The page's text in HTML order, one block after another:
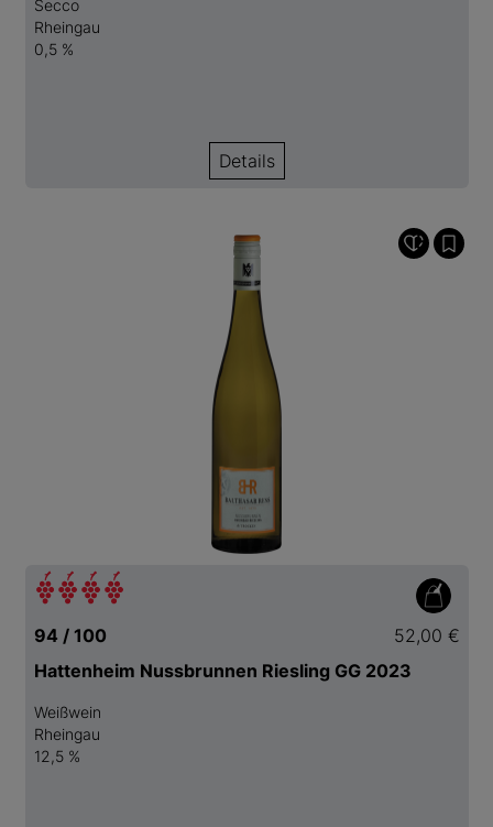
Secco
Rheingau
0,5 %
Details
94 / 100
52,00 €
Hattenheim Nussbrunnen Riesling GG 2023
Weißwein
Rheingau
12,5 %